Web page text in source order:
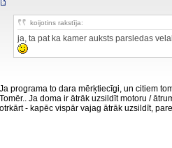
koijotins rakstīja:
ja, ta pat ka kamer auksts parsledas
Ja programa to dara mērķtiecīgi, un citiem
Tomēr.. Ja doma ir ātrāk uzsildīt motoru /
otrkārt - kapēc vispār vajag ātrāk uzsildīt,